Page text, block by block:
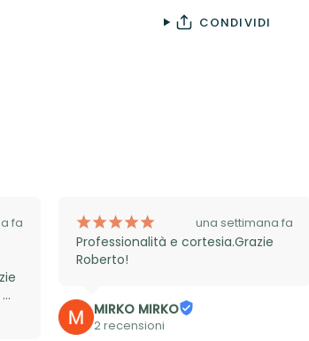
CONDIVIDI
fa ¡¡¡¡¡ una settimana fa
Professionalità e cortesia.Grazie
Roberto!
MIRKO MIRKO
2 recensioni